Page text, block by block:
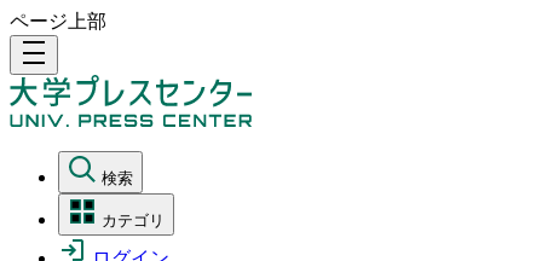
ページ上部
density_medium
検索
カテゴリ